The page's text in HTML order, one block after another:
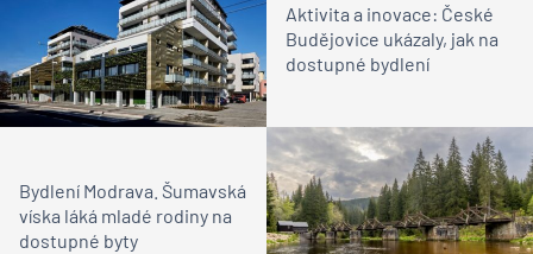
Aktivita a inovace: České
Budějovice ukázaly, jak na
dostupné bydlení
Bydlení Modrava. Šumavská
víska láká mladé rodiny na
dostupné byty